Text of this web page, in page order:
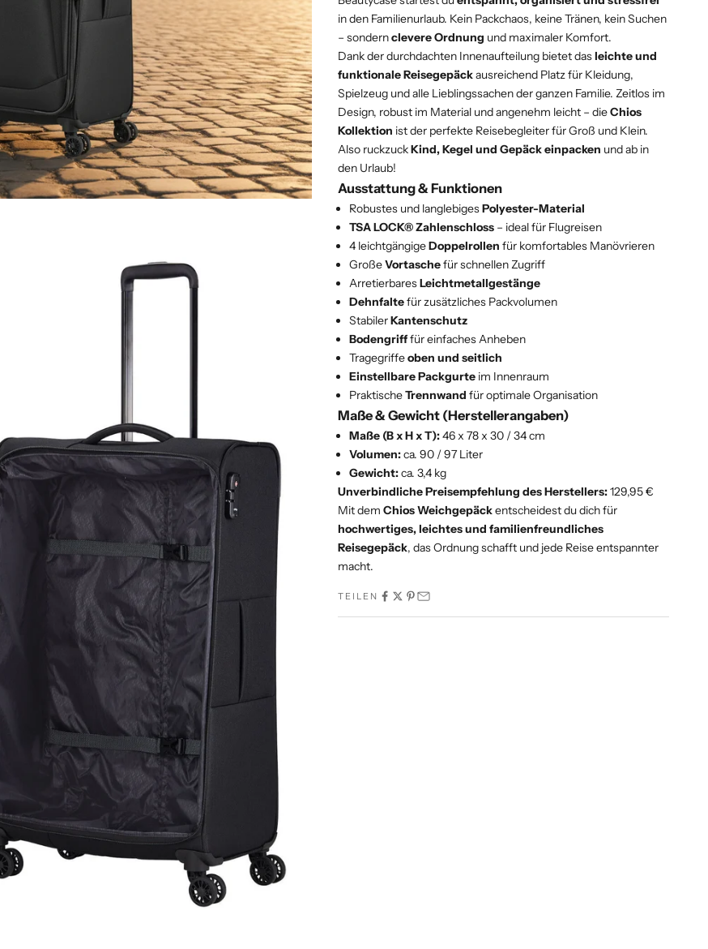
in den Familienurlaub. Kein Packchaos, keine Tränen, kein Suchen
– sondernclevere Ordnung und maximaler Komfort.
Dank der durchdachten Innenaufteilung bietet dasleichte und
funktionale Reisegepäckausreichend Platz für Kleidung,
Spielzeug und alle Lieblingssachen der ganzen Familie. Zeitlos im
Design, robust im Material und angenehm leicht – dieChios
Kollektion ist der perfekte Reisebegleiter für Groß und Klein.
Also ruckzuckKind, Kegel und Gepäck einpacken und ab in
den Urlaub!
Ausstattung & Funktionen
Robustes und langlebigesPolyester-Material
TSA LOCK® Zahlenschloss – ideal für Flugreisen
4 leichtgängigeDoppelrollen für komfortables Manövrieren
GroßeVortaschefür schnellen Zugriff
ArretierbaresLeichtmetallgestänge
Dehnfaltefür zusätzliches Packvolumen
StabilerKantenschutz
Bodengrifffür einfaches Anheben
Tragegriffeoben und seitlich
Einstellbare Packgurte im Innenraum
PraktischeTrennwand für optimale Organisation
Maße & Gewicht (Herstellerangaben)
Maße (B x H x T):46 x 78 x 30 / 34 cm
Volumen:ca. 90 / 97 Liter
Gewicht:ca. 3,4 kg
Unverbindliche Preisempfehlung des Herstellers:129,95 €
Mit demChios Weichgepäckentscheidest du dich für
hochwertiges, leichtes und familienfreundliches
Reisegepäck, das Ordnung schafft und jede Reise entspannter
macht.
TEILEN